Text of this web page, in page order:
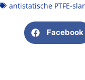
antistatische PTFE-
Facebook